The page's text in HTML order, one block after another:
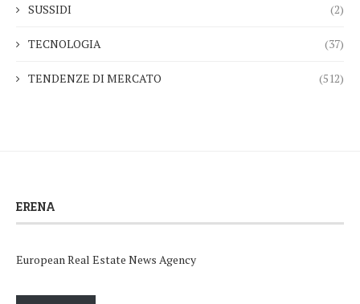
SUSSIDI (2)
TECNOLOGIA (37)
TENDENZE DI MERCATO (512)
ERENA
European Real Estate News Agency